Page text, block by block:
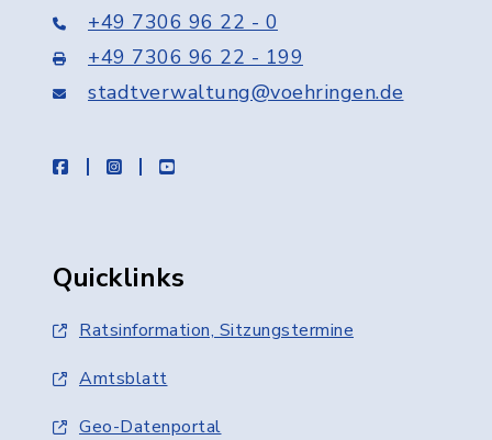
+49 7306 96 22 - 0
+49 7306 96 22 - 199
stadtverwaltung@voehringen.de
facebookinstagramyoutube
Quicklinks
Ratsinformation, Sitzungstermine
Amtsblatt
Geo-Datenportal